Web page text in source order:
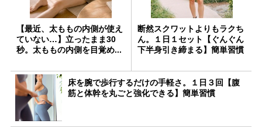
【最近、太ももの内側が使え
ていない…】立ったまま30
秒。太ももの内側を目覚め...
断然スクワットよりもラクち
ん。１日１セット【ぐんぐん
下半身引き締まる】簡単習慣
床を腕で歩行するだけの手軽さ。１日３回【腹
筋と体幹を丸ごと強化できる】簡単習慣